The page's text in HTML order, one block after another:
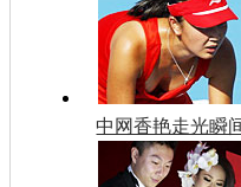
中网香艳走光瞬